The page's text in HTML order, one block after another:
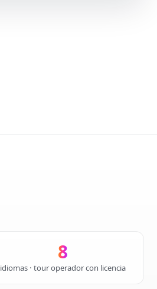
8
idiomas · tour operador con licencia